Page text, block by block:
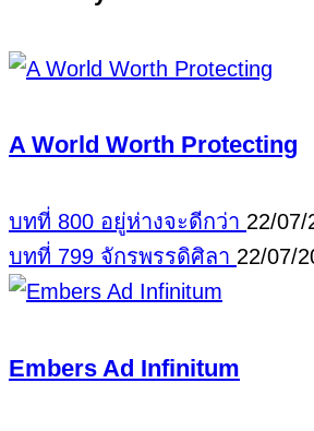
A World Worth Protecting
บทที่ 800 อยู่ห่างจะดีกว่า 22/07/
บทที่ 799 จักรพรรดิศิลา 22/07/
Embers Ad Infinitum